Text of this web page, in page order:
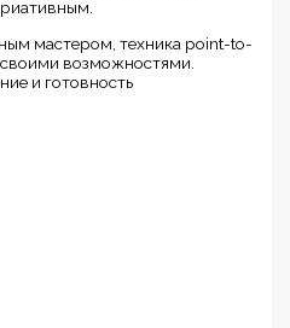
мастером, техника point-to-
возможностями.
и готовность